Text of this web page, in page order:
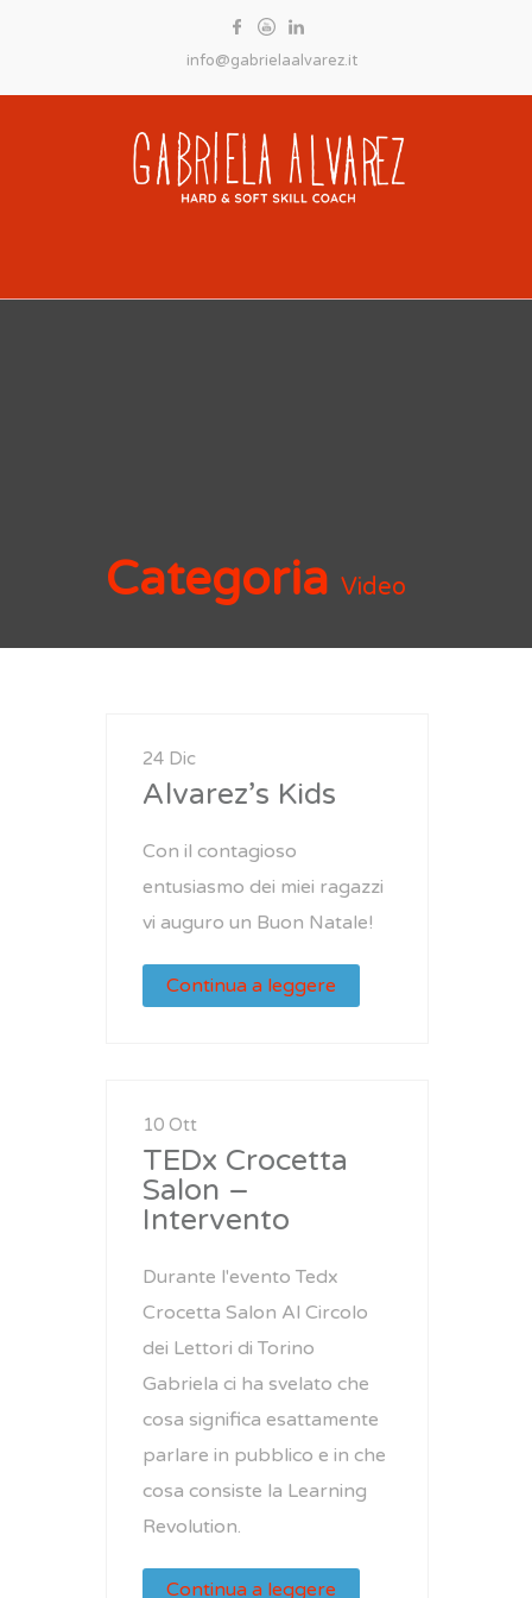
info@gabrielaalvarez.it
Categoria Video
24 Dic
Alvarez’s Kids
Con il contagioso
entusiasmo dei miei ragazzi
vi auguro un Buon Natale!
Continua a leggere
10 Ott
TEDx Crocetta
Salon –
Intervento
Durante l'evento Tedx
Crocetta Salon Al Circolo
dei Lettori di Torino
Gabriela ci ha svelato che
cosa significa esattamente
parlare in pubblico e in che
cosa consiste la Learning
Revolution.
Continua a leggere